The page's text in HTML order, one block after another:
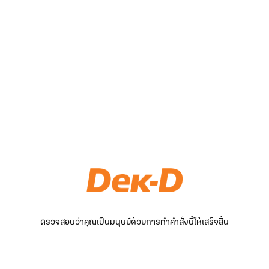
ตรวจสอบว่าคุณเป็นมนุษย์ด้วยการทำคำสั่งนี้ให้เสร็จสิ้น